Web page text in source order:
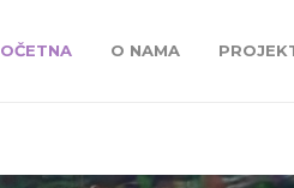
O NAMA